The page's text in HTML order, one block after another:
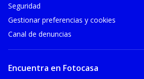
Seguridad
Gestionar preferencias y cookies
Canal de denuncias
Encuentra en Fotocasa